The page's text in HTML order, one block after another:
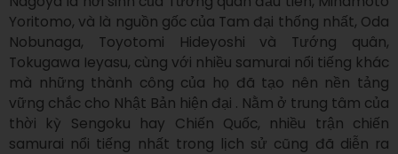
Yoritomo, và là nguồn gốc của Tam đại thống nhất, Oda
Nobunaga, Toyotomi Hideyoshi và Tướng quân,
Tokugawa Ieyasu, cùng với nhiều samurai nổi tiếng khác
mà những thành công của họ đã tạo nên nền tảng
vững chắc cho Nhật Bản hiện đại . Nằm ở trung tâm của
thời kỳ Sengoku hay Chiến Quốc, nhiều trận chiến
samurai nổi tiếng nhất trong lịch sử cũng đã diễn ra